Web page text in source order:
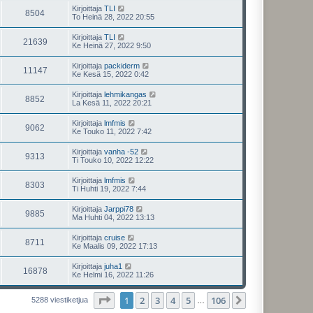
8504 Kirjoittaja TLI
To Heinä 28, 2022 20:55
21639 Kirjoittaja TLI
Ke Heinä 27, 2022 9:50
11147 Kirjoittaja packiderm
Ke Kesä 15, 2022 0:42
8852 Kirjoittaja lehmikangas
La Kesä 11, 2022 20:21
9062 Kirjoittaja lmfmis
Ke Touko 11, 2022 7:42
9313 Kirjoittaja vanha -52
Ti Touko 10, 2022 12:22
8303 Kirjoittaja lmfmis
Ti Huhti 19, 2022 7:44
9885 Kirjoittaja Jarppi78
Ma Huhti 04, 2022 13:13
8711 Kirjoittaja cruise
Ke Maalis 09, 2022 17:13
16878 Kirjoittaja juha1
Ke Helmi 16, 2022 11:26
5288 viestiketjua Sivu 106
1 2 3 4 5 106